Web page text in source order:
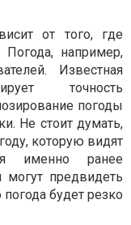
от того, где
например,
Известная
точность
погоды
Не стоит думать,
которую видят
именно ранее
могут предвидеть
будет резко